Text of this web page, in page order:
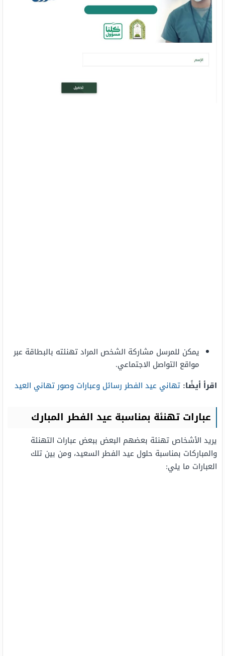
يمكن للمرسل مشاركة الشخص المراد تهنئته بالبطاقة عبر
مواقع التواصل الاجتماعي.
اقرأ أيضًا: تهاني عيد الفطر رسائل وعبارات وصور تهاني العيد
عبارات تهنئة بمناسبة عيد الفطر المبارك
يريد الأشخاص تهنئة بعضهم البعض ببعض عبارات التهنئة
والمباركات بمناسبة حلول عيد الفطر السعيد، ومن بين تلك
العبارات ما يلي: